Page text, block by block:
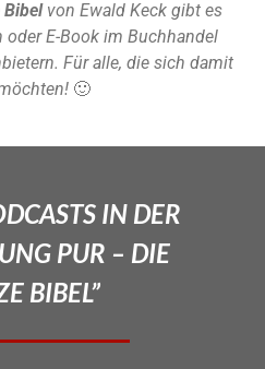
Bibel von Ewald Keck gibt es
E-Book im Buchhandel
Für alle, die sich damit
🙂
IN DER
PUR – DIE
BIBEL”